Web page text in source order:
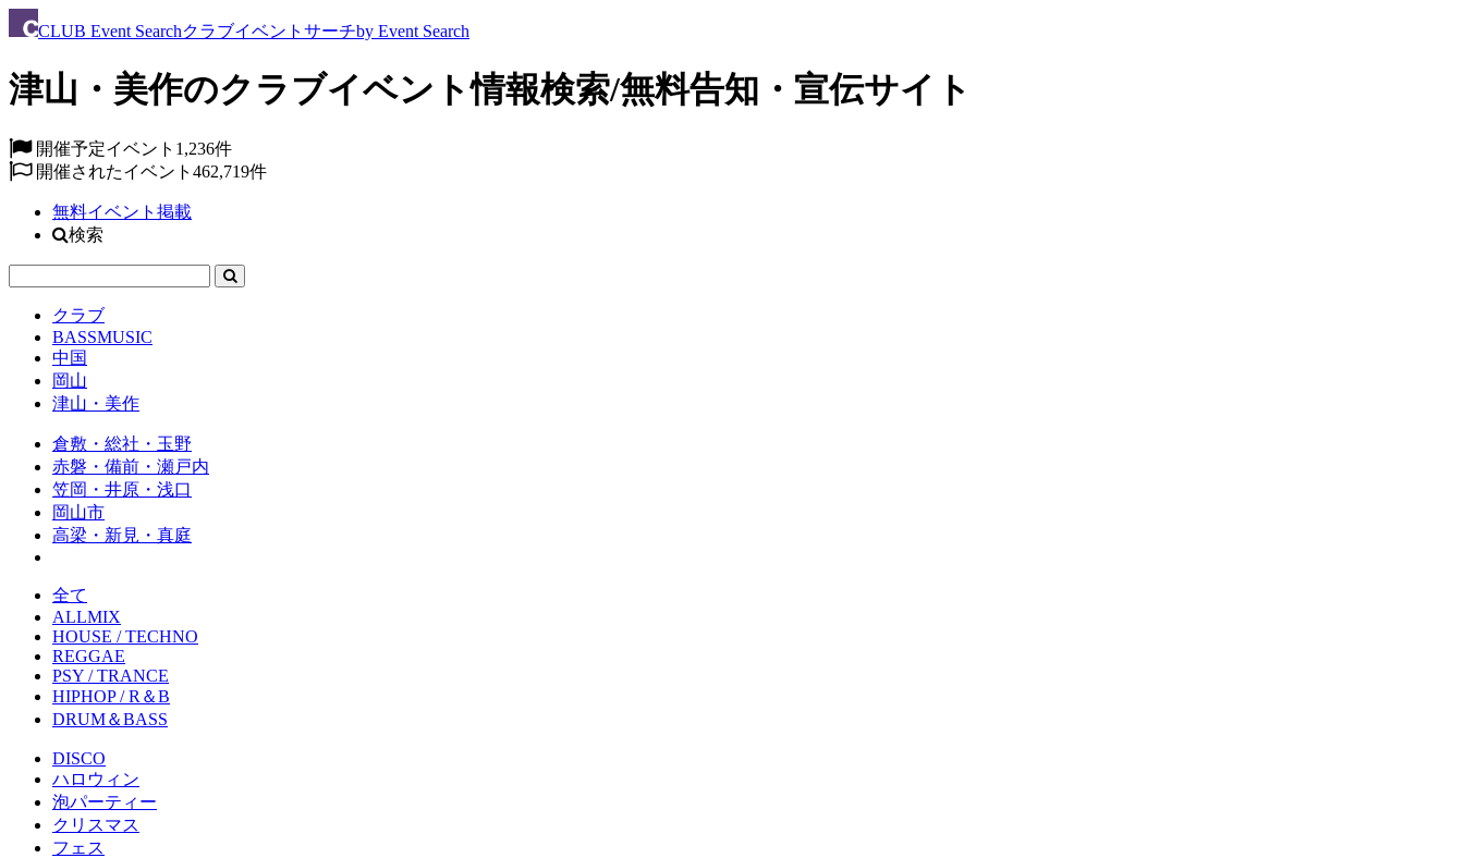
CLUB Event Searchクラブイベントサーチby Event Search
津山・美作のクラブイベント情報検索/無料告知・宣伝サイト
開催予定イベント 1,236件
開催されたイベント 462,719件
無料イベント掲載
検索
クラブ
BASSMUSIC
中国
岡山
津山・美作
倉敷・総社・玉野
赤磐・備前・瀬戸内
笠岡・井原・浅口
岡山市
高梁・新見・真庭
全て
ALLMIX
HOUSE / TECHNO
REGGAE
PSY / TRANCE
HIPHOP / R＆B
DRUM＆BASS
DISCO
ハロウィン
泡パーティー
クリスマス
フェス